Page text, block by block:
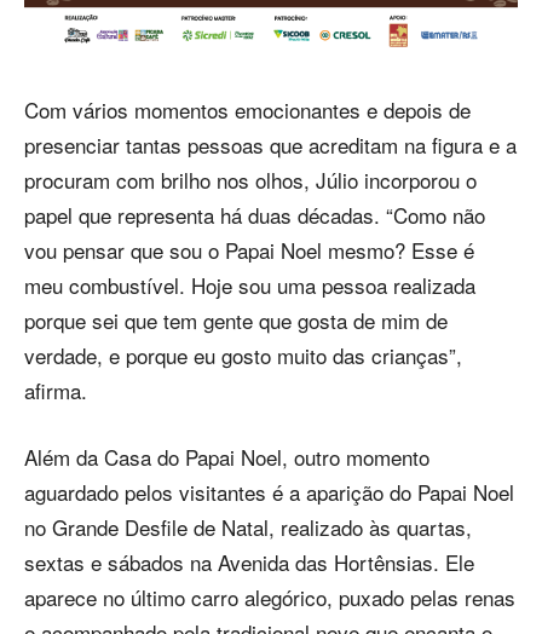
Com vários momentos emocionantes e depois de
presenciar tantas pessoas que acreditam na figura e a
procuram com brilho nos olhos, Júlio incorporou o
papel que representa há duas décadas. “Como não
vou pensar que sou o Papai Noel mesmo? Esse é
meu combustível. Hoje sou uma pessoa realizada
porque sei que tem gente que gosta de mim de
verdade, e porque eu gosto muito das crianças”,
afirma.
Além da Casa do Papai Noel, outro momento
aguardado pelos visitantes é a aparição do Papai Noel
no Grande Desfile de Natal, realizado às quartas,
sextas e sábados na Avenida das Hortênsias. Ele
aparece no último carro alegórico, puxado pelas renas